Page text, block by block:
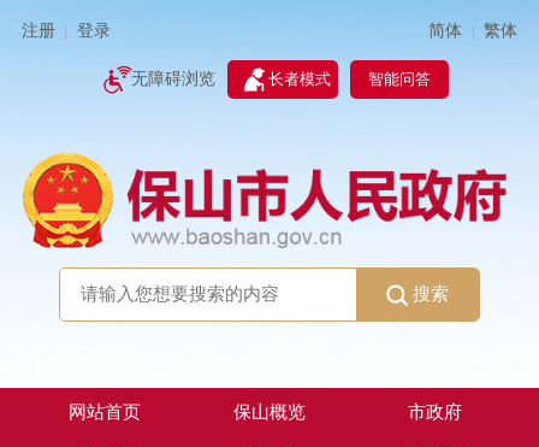
注册 登录 简体 | 繁体
无障碍浏览 长者模式 智能问答
搜索
网站首页 保山概览 市政府